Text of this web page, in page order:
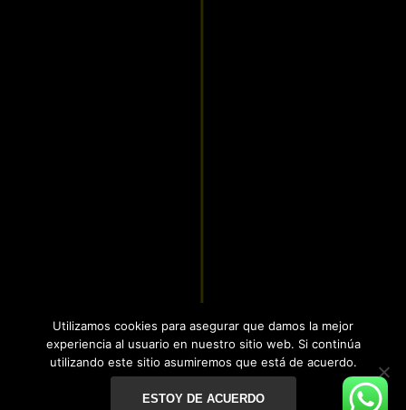
Utilizamos cookies para asegurar que damos la mejor
experiencia al usuario en nuestro sitio web. Si continúa
utilizando este sitio asumiremos que está de acuerdo.
ESTOY DE ACUERDO